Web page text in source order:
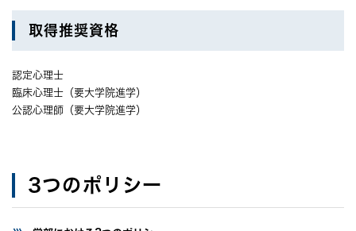
取得推奨資格
認定心理士
臨床心理士（要大学院進学）
公認心理師（要大学院進学）
3つのポリシー